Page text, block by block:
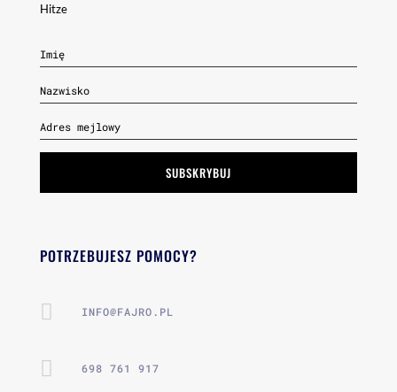
Hitze
SUBSKRYBUJ
POTRZEBUJESZ POMOCY?
 INFO@FAJRO.PL
 698 761 917